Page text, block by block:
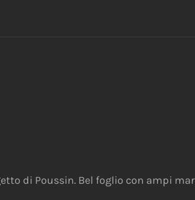
di Poussin. Bel foglio con ampi